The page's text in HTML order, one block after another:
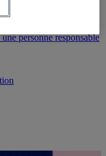
compétences
personne responsable